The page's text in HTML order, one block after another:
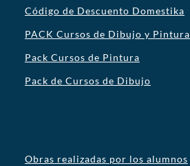
Código de Descuento Domestika
PACK Cursos de Dibujo y Pintura
Pack Cursos de Pintura
Pack de Cursos de Dibujo
Obras realizadas por los alumnos